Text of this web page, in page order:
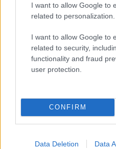
I want to allow Google to
related to personalization.
I want to allow Google to
related to security,
functionality and fraud
user protection.
CONFIRM
Data Deletion Data
αποδοτικότητας
Η Chery επενδύει 75 εκατ.
δολάρια στην KG Mobility